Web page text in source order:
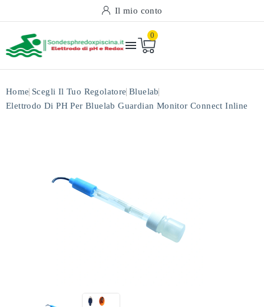
Il mio conto

0
Home Scegli Il Tuo Regolatore Bluelab
Elettrodo Di PH Per Bluelab Guardian Monitor Connect Inline